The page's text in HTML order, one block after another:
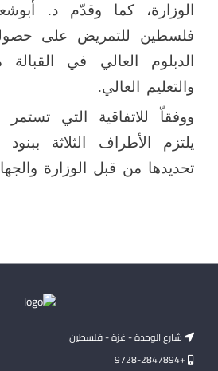
الوزارة، كما وقدّم د.
فلسطين للتمريض على
الدبلوم العالي في القبالة
والتعليم العالي.
ووفقاّ للاتفاقية التي
يلتزم الأطراف الثلاثة ببنود
تحديدها من قبل الوزارة
شارع الوحدة - غزة - فلسطين
+9728-2847894